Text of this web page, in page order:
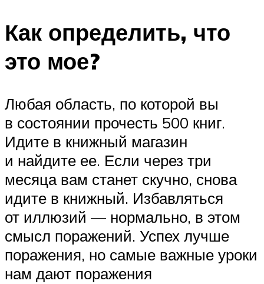
Как определить, что
это мое?
Любая область, по которой вы
в состоянии прочесть 500 книг.
Идите в книжный магазин
и найдите ее. Если через три
месяца вам станет скучно, снова
идите в книжный. Избавляться
от иллюзий — нормально, в этом
смысл поражений. Успех лучше
поражения, но самые важные уроки
нам дают поражения